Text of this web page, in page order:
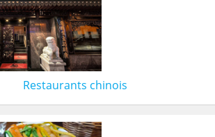
Restaurants chinois